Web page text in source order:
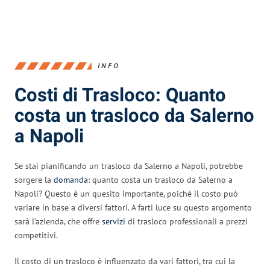
INFO
Costi di Trasloco: Quanto
costa un trasloco da Salerno
a Napoli
Se stai pianificando un trasloco da Salerno a Napoli, potrebbe
sorgere la domanda: quanto costa un trasloco da Salerno a
Napoli? Questo è un quesito importante, poiché il costo può
variare in base a diversi fattori. A farti luce su questo argomento
sarà l’azienda, che offre servizi di trasloco professionali a prezzi
competitivi.
Il costo di un trasloco è influenzato da vari fattori, tra cui la